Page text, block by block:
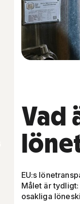
Vad
EU:s
Målet är
osakliga